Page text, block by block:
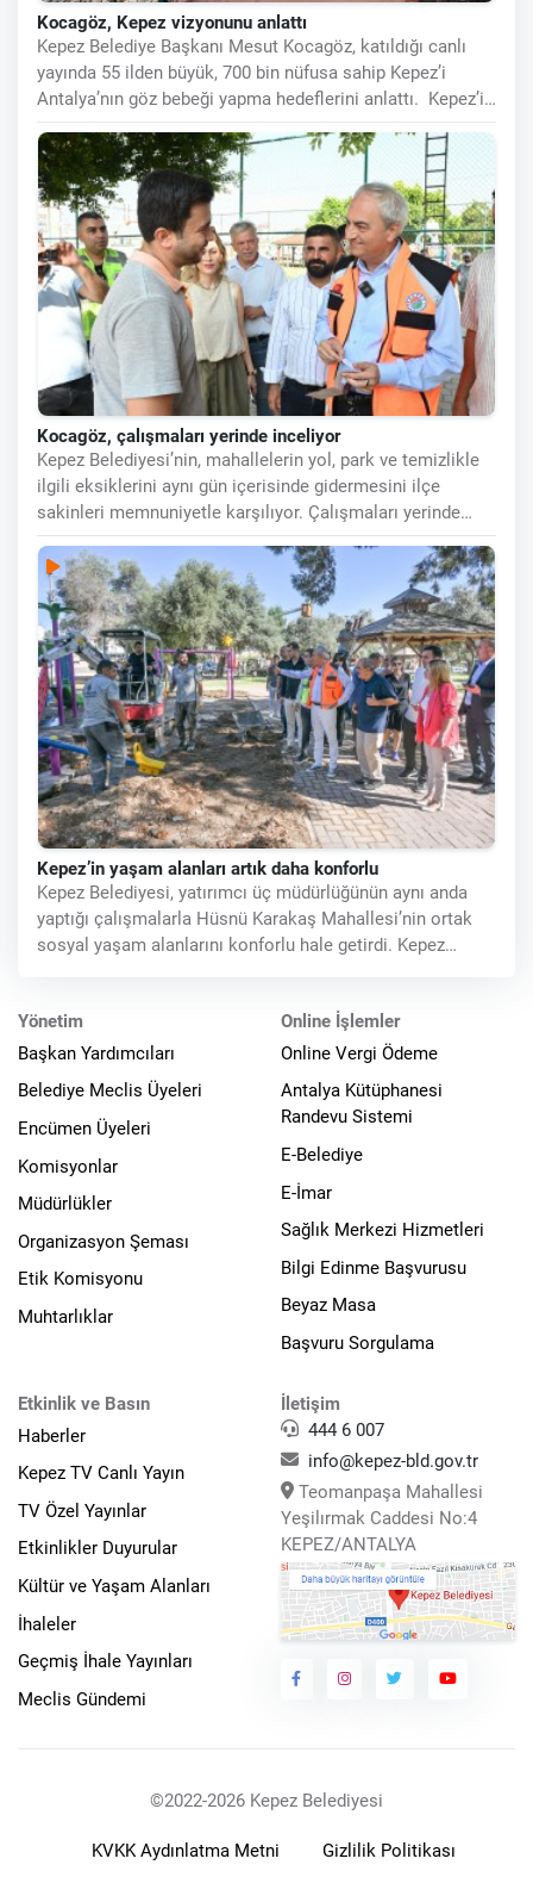
Kocagöz, Kepez vizyonunu anlattı
Kepez Belediye Başkanı Mesut Kocagöz, katıldığı canlı
yayında 55 ilden büyük, 700 bin nüfusa sahip Kepez’i
Antalya’nın göz bebeği yapma hedeflerini anlattı. Kepez’i
UNESCO
Kocagöz, çalışmaları yerinde inceliyor
Kepez Belediyesi’nin, mahallelerin yol, park ve temizlikle
ilgili eksiklerini aynı gün içerisinde gidermesini ilçe
sakinleri memnuniyetle karşılıyor. Çalışmaları yerinde
koordine eden
Kepez’in yaşam alanları artık daha konforlu
Kepez Belediyesi, yatırımcı üç müdürlüğünün aynı anda
yaptığı çalışmalarla Hüsnü Karakaş Mahallesi’nin ortak
sosyal yaşam alanlarını konforlu hale getirdi. Kepez
Yönetim
Başkan Yardımcıları
Belediye Meclis Üyeleri
Encümen Üyeleri
Komisyonlar
Müdürlükler
Organizasyon Şeması
Etik Komisyonu
Muhtarlıklar
Online İşlemler
Online Vergi Ödeme
Antalya Kütüphanesi
Randevu Sistemi
E-Belediye
E-İmar
Sağlık Merkezi Hizmetleri
Bilgi Edinme Başvurusu
Beyaz Masa
Başvuru Sorgulama
Etkinlik ve Basın
Haberler
Kepez TV Canlı Yayın
TV Özel Yayınlar
Etkinlikler Duyurular
Kültür ve Yaşam Alanları
İhaleler
Geçmiş İhale Yayınları
Meclis Gündemi
İletişim
444 6 007
info@kepez-bld.gov.tr
Teomanpaşa Mahallesi
Yeşilırmak Caddesi No:4
KEPEZ/ANTALYA
©2022-2026 Kepez Belediyesi
KVKK Aydınlatma Metni Gizlilik Politikası